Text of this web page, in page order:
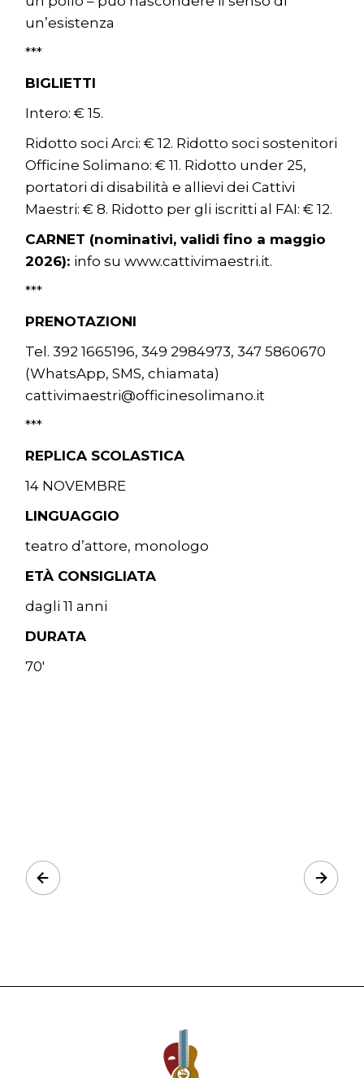
un’esistenza
***
BIGLIETTI
Intero: € 15.
Ridotto soci Arci: € 12. Ridotto soci sostenitori
Officine Solimano: € 11. Ridotto under 25,
portatori di disabilità e allievi dei Cattivi
Maestri: € 8. Ridotto per gli iscritti al FAI: € 12.
CARNET (nominativi, validi fino a maggio
2026): info su www.cattivimaestri.it.
***
PRENOTAZIONI
Tel. 392 1665196, 349 2984973, 347 5860670
(WhatsApp, SMS, chiamata)
cattivimaestri@officinesolimano.it
***
REPLICA SCOLASTICA
14 NOVEMBRE
LINGUAGGIO
teatro d’attore, monologo
ETÀ CONSIGLIATA
dagli 11 anni
DURATA
70′